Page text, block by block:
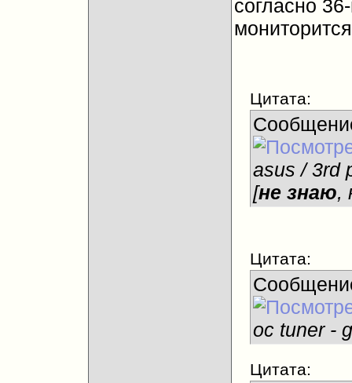
согласно
Цитата:
asus / 3rd
[не знаю,
Цитата:
oc tuner -
Цитата: